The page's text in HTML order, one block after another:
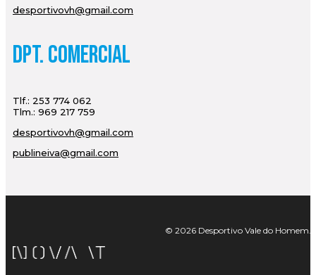
desportivovh@gmail.com
Dpt. Comercial
Tlf.: 253 774 062
Tlm.: 969 217 759
desportivovh@gmail.com
publineiva@gmail.com
© 2026 Desportivo Vale do Homem.